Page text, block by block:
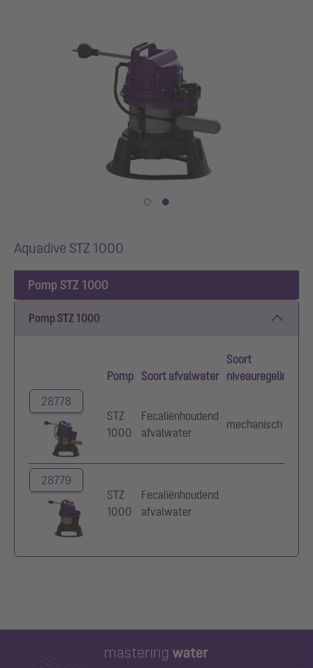
Aquadive STZ 1000
Pomp STZ 1000
Pomp STZ 1000
Pomp Soort afvalwater
Soort
niveauregeling
28778
STZ
1000
Fecaliënhoudend
afvalwater
mechanisch
28779
STZ
1000
Fecaliënhoudend
afvalwater